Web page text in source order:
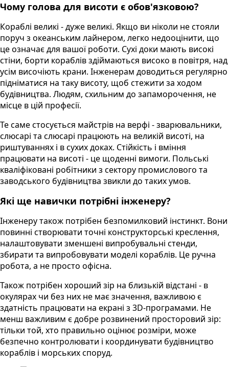
Чому голова для висоти є обов'язковою?
Кораблі великі - дуже великі. Якщо ви ніколи не стояли
поруч з океанським лайнером, легко недооцінити, що
це означає для вашої роботи. Сухі доки мають високі
стіни, борти кораблів здіймаються високо в повітря, над
усім височіють крани. Інженерам доводиться регулярно
підніматися на таку висоту, щоб стежити за ходом
будівництва. Людям, схильним до запаморочення, не
місце в цій професії.
Те саме стосується майстрів на верфі - зварювальники,
слюсарі та слюсарі працюють на великій висоті, на
риштуваннях і в сухих доках. Стійкість і вміння
працювати на висоті - це щоденні вимоги. Польські
кваліфіковані робітники з сектору промислового та
заводського будівництва звикли до таких умов.
Які ще навички потрібні інженеру?
Інженеру також потрібен безпомилковий інстинкт. Вони
повинні створювати точні конструкторські креслення,
налаштовувати зменшені випробувальні стенди,
збирати та випробовувати моделі кораблів. Це ручна
робота, а не просто офісна.
Також потрібен хороший зір на близькій відстані - в
окулярах чи без них не має значення, важливою є
здатність працювати на екрані з 3D-програмами. Не
менш важливим є добре розвинений просторовий зір:
тільки той, хто правильно оцінює розміри, може
безпечно контролювати і координувати будівництво
кораблів і морських споруд.